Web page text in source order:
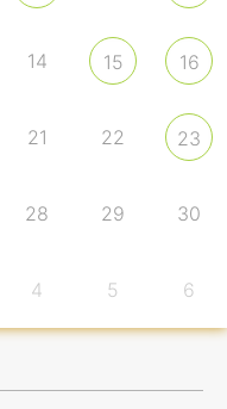
14 15 16
21 22 23
28 29 30
4 5 6